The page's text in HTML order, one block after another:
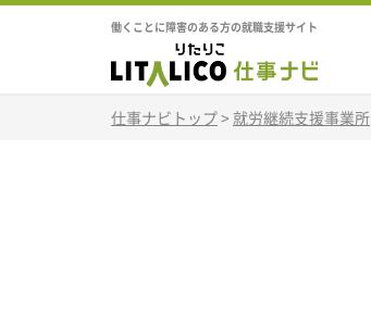
働くことに障害のある方の就職支援サイト
仕事ナビトップ> 就労継続支援事業所